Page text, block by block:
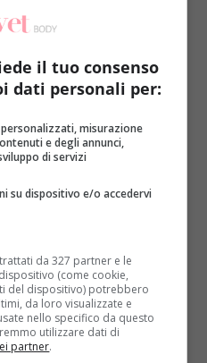
di benzina:
del web
di benzina: è questa la
tanto di foto al seguito,...
il tuo consenso
dati personali per:
misurazione
e degli annunci,
di servizi
su dispositivo e/o accedervi
da 327 partner e le
(come cookie,
del dispositivo) potrebbero
da loro visualizzate e
nello specifico da questo
utilizzare dati di
partner.